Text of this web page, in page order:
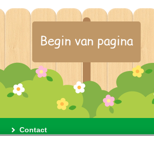
Begin van pagina
Contact